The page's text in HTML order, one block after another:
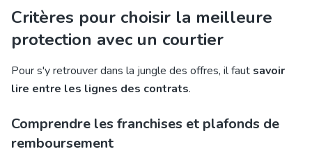
Critères pour choisir la meilleure
protection avec un courtier
Pour s'y retrouver dans la jungle des offres, il faut savoir
lire entre les lignes des contrats.
Comprendre les franchises et plafonds de
remboursement